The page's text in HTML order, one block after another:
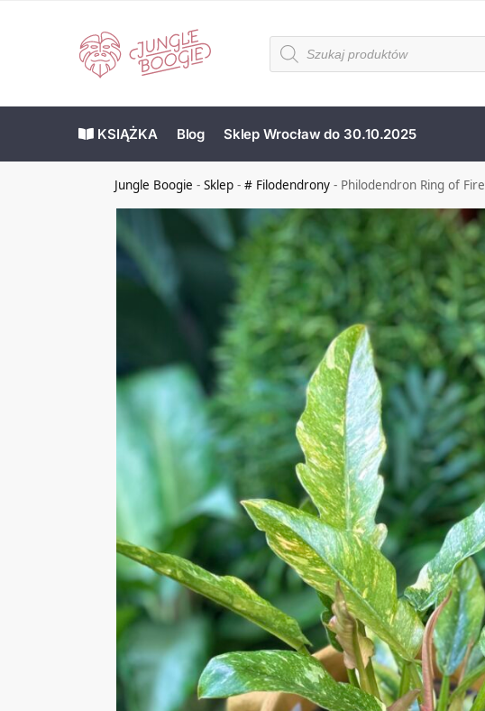
KSIĄŻKA Blog Sklep Wrocław do 30.10.2025
Jungle Boogie -Sklep -# Filodendrony - Philodendron Ring of Fire